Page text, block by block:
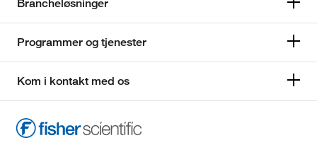
Brancheløsninger
Programmer og tjenester
Kom i kontakt med os